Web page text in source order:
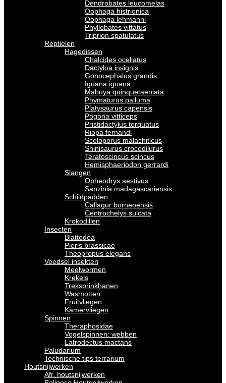
Dendrobates leucomelas
Oophaga histrionica
Oophaga lehmanni
Phyllobates vittatus
Triprion spatulatus
Reptielen
Hagedissen
Chalcides ocellatus
Dactyloa insignis
Gonocephalus grandis
Iguana iguana
Mabuya quinquetaeniata
Phymaturus palluma
Platysaurus capensis
Pogona vitticeps
Pristidactylus torquatus
Riopa fernandi
Sceloporus malachiticus
Shinisaurus crocodilurus
Teratoscincus scincus
Hemisphaeriodon gerrardi
Slangen
Opheodrys aestivus
Sanzinia madagascariensis
Schildpadden
Callagur borneoensis
Centrochelys sulcata
Krokodillen
Insecten
Blattodea
Pieris brassicae
Theopropus elegans
Voedsel insekten
Meelwormen
Krekels
Treksprinkhanen
Wasmotten
Fruitvliegen
Kamervliegen
Spinnen
Theraphosidae
Vogelspinnen: webben
Latrodectus mactans
Paludarium
Technische tips terrarium
Houtsnijwerken
Afr. houtsnijwerken